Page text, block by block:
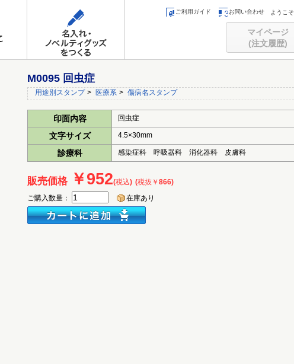
ご利用ガイド お問い合わせ ようこそ
マイページ
(注文履歴)
M0095 回虫症
用途別スタンプ > 医療系 > 傷病名スタンプ
印面内容 回虫症
文字サイズ 4.5×30mm
診療科 感染症科 呼吸器科 消化器科 皮膚科
販売価格 ￥952(税込) (税抜￥866)
ご購入数量： 在庫あり